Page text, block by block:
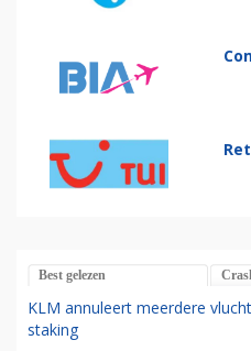
Best gelezen
KLM annuleert meerdere
staking